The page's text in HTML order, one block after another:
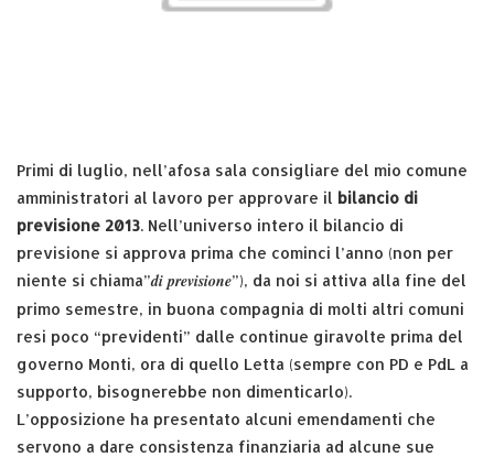
Primi di luglio, nell’afosa sala consigliare del mio comune
amministratori al lavoro per approvare il bilancio di
previsione 2013. Nell’universo intero il bilancio di
previsione si approva prima che cominci l’anno (non per
niente si chiama”di previsione”), da noi si attiva alla fine del
primo semestre, in buona compagnia di molti altri comuni
resi poco “previdenti” dalle continue giravolte prima del
governo Monti, ora di quello Letta (sempre con PD e PdL a
supporto, bisognerebbe non dimenticarlo).
L’opposizione ha presentato alcuni emendamenti che
servono a dare consistenza finanziaria ad alcune sue